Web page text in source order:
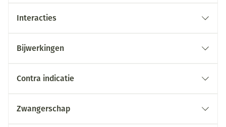
Interacties
Bijwerkingen
Contra indicatie
Zwangerschap